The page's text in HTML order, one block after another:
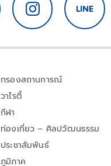
กรองสถานการณ์
วาไรตี้
กีฬา
ท่องเที่ยว – ศิลปวัฒนธรรม
ประชาสัมพันธ์
ภูมิภาค